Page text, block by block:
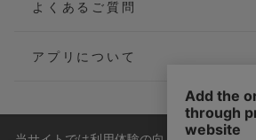
よくあるご質問
アプリについて